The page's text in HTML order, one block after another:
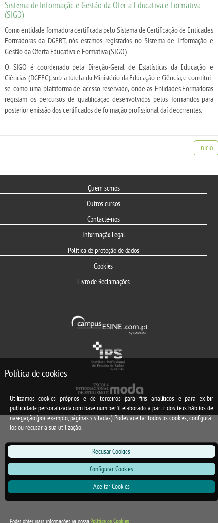
Sistema de Informação e Gestão da Oferta Educativa e Formativa
(SIGO)
Como entidade formadora certificada pelo Sistema de Certificação de Entidades
Formadoras da DGERT, nós estamos registados no Sistema de Informação e
Gestão da Oferta Educativa e Formativa (SIGO).
O SIGO é coordenado pela Direção-Geral de Estatísticas da Educação e
Ciências (DGEEC), sob a tutela do Ministério da Educação e Ciência, e constitui-
se como uma plataforma de acesso reservado, onde as Entidades Formadoras
registam os percursos de qualificação desenvolvidos pelos formandos para
posterior emissão dos certificados de formação profissional daí decorrentes.
Inicio
Quem somos
Outros cursos
Contacte-nos
Informação Legal
Política de proteção de dados
Cookies
Livro de Reclamações
Política de cookies
Utilizamos cookies próprios e de terceiros para fins analíticos e para exibir
publicidade personalizada com base num perfil elaborado a partir dos teus hábitos de
navegação (por exemplo, páginas visitadas). Podes aceitar todos os cookies, configurá-
los ou recusar a sua utilização.
Recusar Cookies
Configurar Cookies
Aceitar Cookies
Podes obter mais informações na nossa Política de Cookies.